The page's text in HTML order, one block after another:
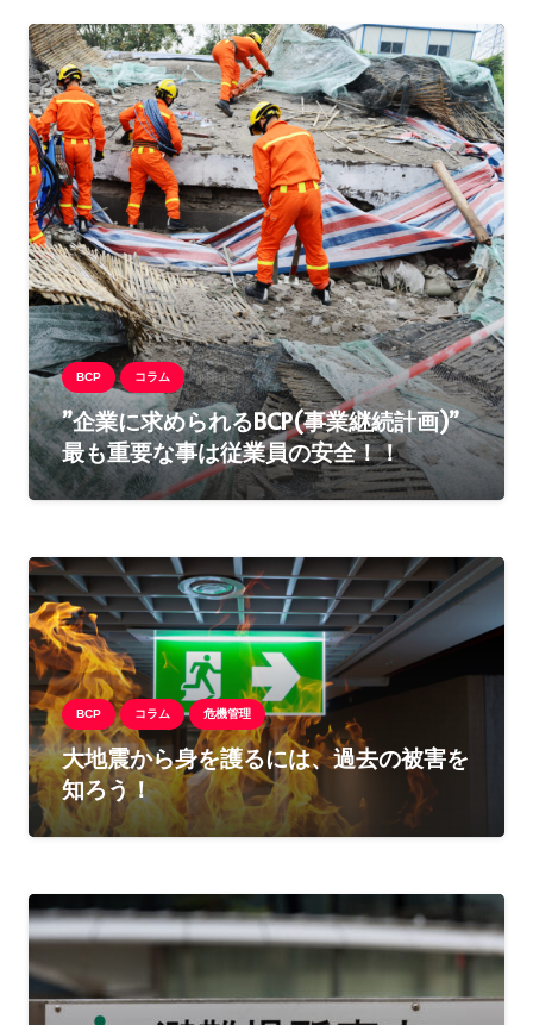
BCP コラム
”企業に求められるBCP(事業継続計画)”
最も重要な事は従業員の安全！！
BCP コラム 危機管理
大地震から身を護るには、過去の被害を
知ろう！